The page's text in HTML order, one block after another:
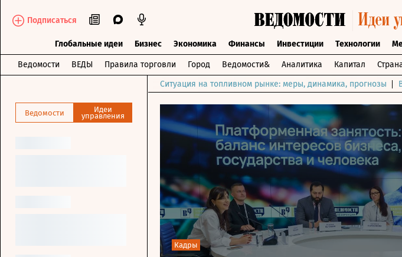
Подписаться
Глобальные идеи Бизнес Экономика Финансы Инвестиции Технологии
Ведомости ВЕДЫ Правила торговли Город Ведомости& Аналитика Капитал
Ведомости Идеи
управления
Ситуация на топливном рынке: меры, динамика, прогнозы
Кадры